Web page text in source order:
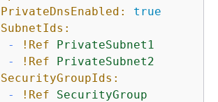
PrivateDnsEnabled:
true
SubnetIds:
-
!Ref
PrivateSubnet1
-
!Ref
PrivateSubnet2
SecurityGroupIds:
-
!Ref SecurityGroup